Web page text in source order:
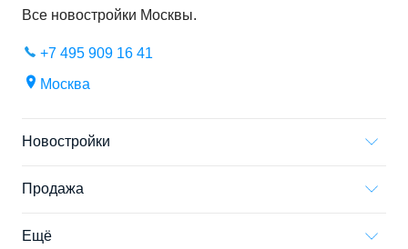
Все новостройки Москвы.
+7 495 909 16 41
Москва
Новостройки
Продажа
Ещё